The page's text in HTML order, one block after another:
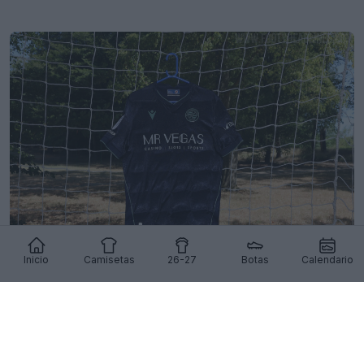
Inicio Camisetas 26-27 Botas Calendario
Presentada la camiseta visitante del Reading